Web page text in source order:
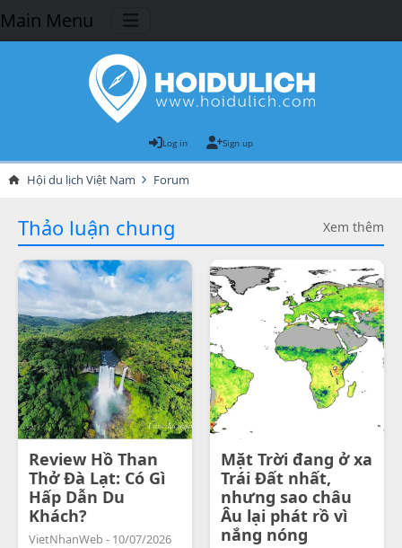
Main Menu
Log in Sign up
Hội du lịch Việt Nam Forum
Thảo luận chung Xem thêm
Review Hồ Than
Thở Đà Lạt: Có Gì
Hấp Dẫn Du
Khách?
VietNhanWeb - 10/07/2026
Mặt Trời đang ở xa
Trái Đất nhất,
nhưng sao châu
Âu lại phát rồ vì
nắng nóng